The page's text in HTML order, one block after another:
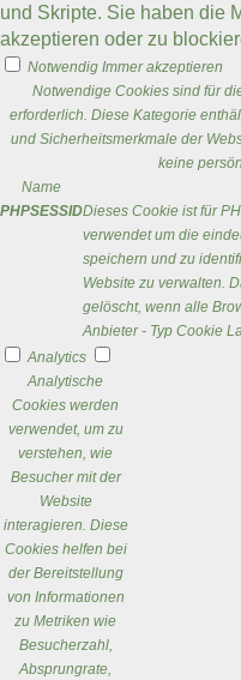
und Skripte. Sie haben die
akzeptieren oder zu
Notwendig Immer akzeptieren
Notwendige Cookies sind für
erforderlich. Diese Kategorie
und Sicherheitsmerkmale der
keine
Name
PHPSESSIDDieses Cookie ist für
verwendet um die
speichern und zu
Website zu verwalten.
gelöscht, wenn alle
Anbieter - Typ Cookie
Analytics
Analytische
Cookies werden
verwendet, um zu
verstehen, wie
Besucher mit der
Website
interagieren. Diese
Cookies helfen bei
der Bereitstellung
von Informationen
zu Metriken wie
Besucherzahl,
Absprungrate,